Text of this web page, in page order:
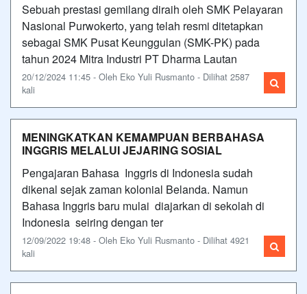
Sebuah prestasi gemilang diraih oleh SMK Pelayaran
Nasional Purwokerto, yang telah resmi ditetapkan
sebagai SMK Pusat Keunggulan (SMK-PK) pada
tahun 2024 Mitra Industri PT Dharma Lautan
20/12/2024 11:45 - Oleh Eko Yuli Rusmanto - Dilihat 2587
kali
MENINGKATKAN KEMAMPUAN BERBAHASA
INGGRIS MELALUI JEJARING SOSIAL
Pengajaran Bahasa Inggris di Indonesia sudah
dikenal sejak zaman kolonial Belanda. Namun
Bahasa Inggris baru mulai diajarkan di sekolah di
Indonesia seiring dengan ter
12/09/2022 19:48 - Oleh Eko Yuli Rusmanto - Dilihat 4921
kali